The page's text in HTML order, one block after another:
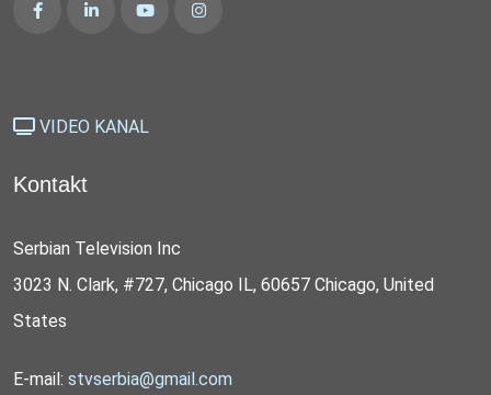
VIDEO KANAL
Kontakt
Serbian Television Inc
3023 N. Clark, #727, Chicago IL, 60657 Chicago, United
States
E-mail: stvserbia@gmail.com